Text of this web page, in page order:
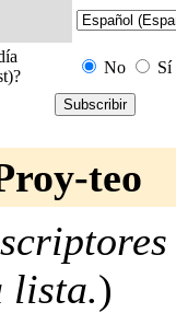
No Sí
teo
lista.)